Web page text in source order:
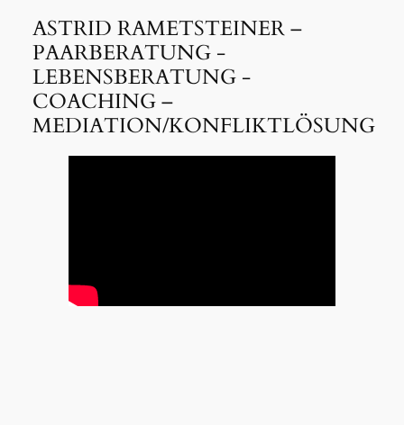
ASTRID RAMETSTEINER –
PAARBERATUNG -
LEBENSBERATUNG -
COACHING –
MEDIATION/KONFLIKTLÖSUNG